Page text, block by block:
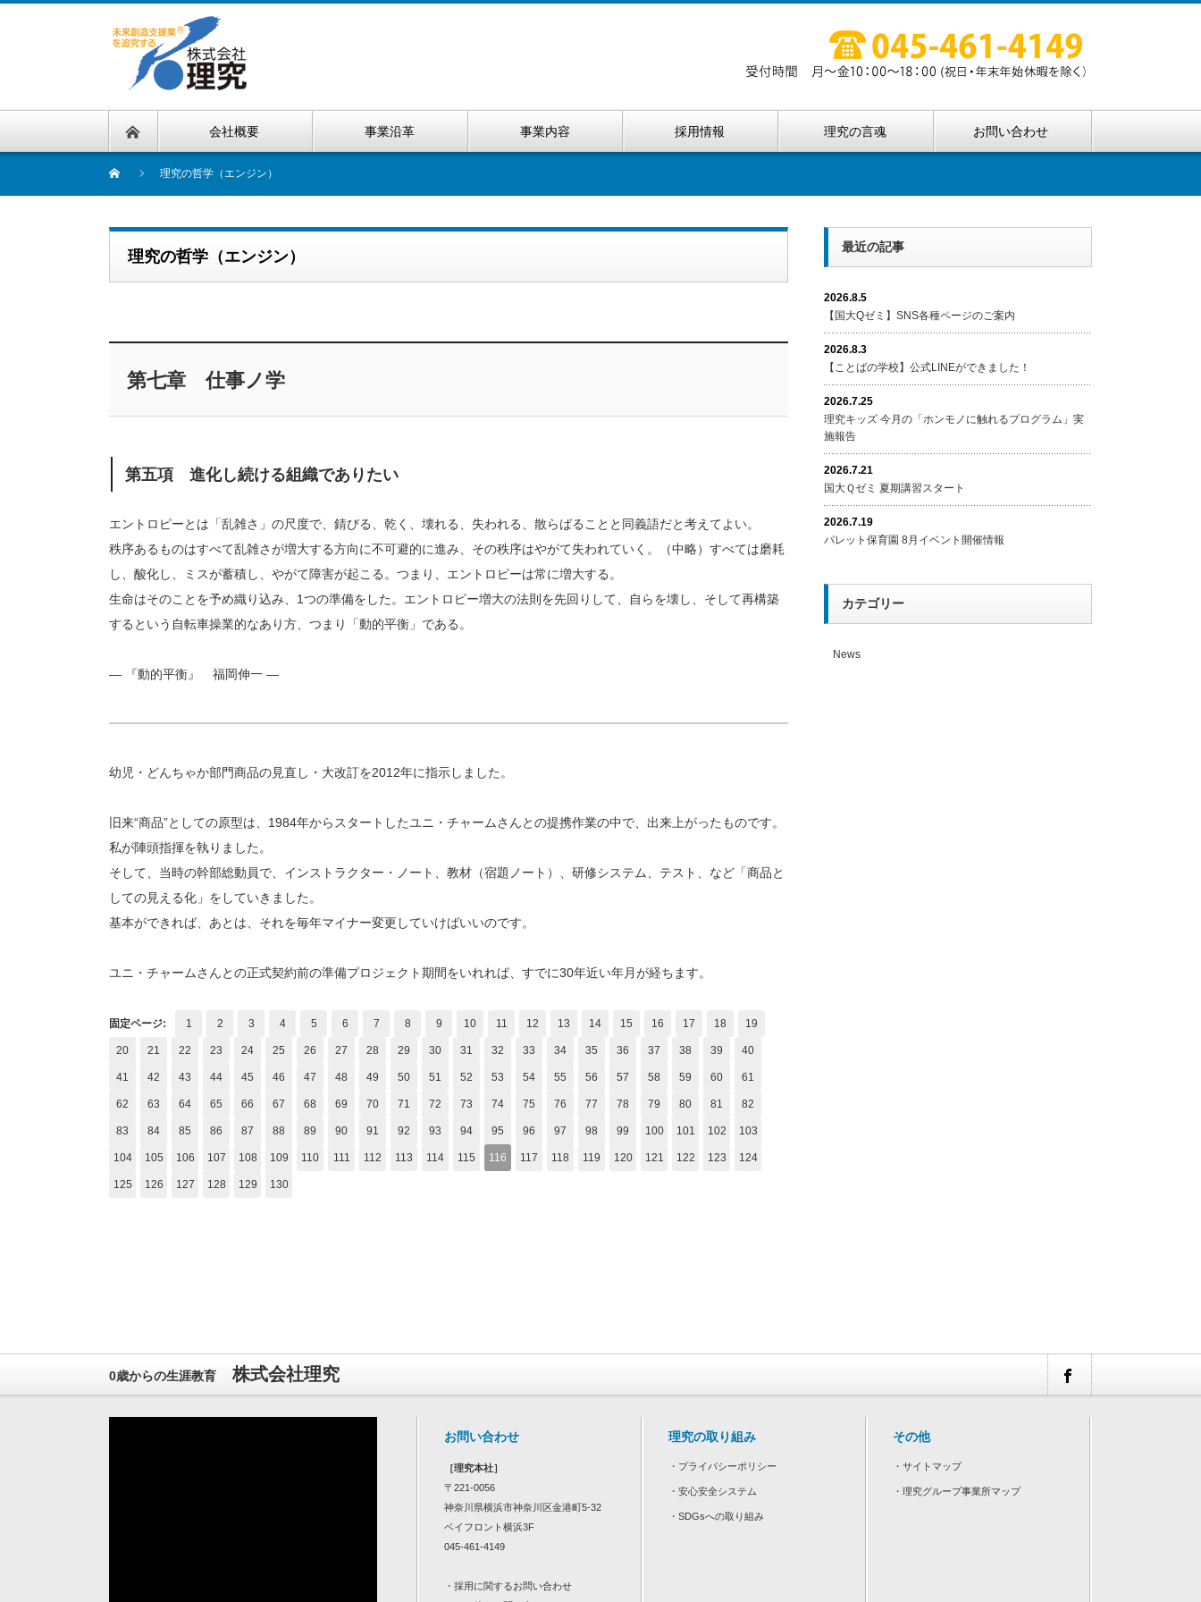
会社概要 事業沿革 事業内容 採用情報 理究の言魂 お問い合わせ
理究の哲学（エンジン）
理究の哲学（エンジン）
第七章 仕事ノ学
第五項 進化し続ける組織でありたい
エントロピーとは「乱雑さ」の尺度で、錆びる、乾く、壊れる、失われる、散らばることと同義語だと考えてよい。
秩序あるものはすべて乱雑さが増大する方向に不可避的に進み、その秩序はやがて失われていく。（中略）すべては磨耗
し、酸化し、ミスが蓄積し、やがて障害が起こる。つまり、エントロピーは常に増大する。
生命はそのことを予め織り込み、1つの準備をした。エントロピー増大の法則を先回りして、自らを壊し、そして再構築
するという自転車操業的なあり方、つまり「動的平衡」である。
― 『動的平衡』 福岡伸一 ―
幼児・どんちゃか部門商品の見直し・大改訂を2012年に指示しました。
旧来“商品”としての原型は、1984年からスタートしたユニ・チャームさんとの提携作業の中で、出来上がったものです。
私が陣頭指揮を執りました。
そして、当時の幹部総動員で、インストラクター・ノート、教材（宿題ノート）、研修システム、テスト、など「商品と
しての見える化」をしていきました。
基本ができれば、あとは、それを毎年マイナー変更していけばいいのです。
ユニ・チャームさんとの正式契約前の準備プロジェクト期間をいれれば、すでに30年近い年月が経ちます。
固定ページ: 1 2 3 4 5 6 7 8 9 10 11 12 13 14 15 16 17 18 19
20 21 22 23 24 25 26 27 28 29 30 31 32 33 34 35 36 37 38 39 40
41 42 43 44 45 46 47 48 49 50 51 52 53 54 55 56 57 58 59 60 61
62 63 64 65 66 67 68 69 70 71 72 73 74 75 76 77 78 79 80 81 82
83 84 85 86 87 88 89 90 91 92 93 94 95 96 97 98 99 100 101 102 103
104 105 106 107 108 109 110 111 112 113 114 115 116 117 118 119 120 121 122 123 124
125 126 127 128 129 130
最近の記事
2026.8.5
【国大Qゼミ】SNS各種ページのご案内
2026.8.3
【ことばの学校】公式LINEができました！
2026.7.25
理究キッズ 今月の「ホンモノに触れるプログラム」実
施報告
2026.7.21
国大Ｑゼミ 夏期講習スタート
2026.7.19
パレット保育園 8月イベント開催情報
カテゴリー
News
0歳からの生涯教育 株式会社理究
お問い合わせ
［理究本社］
〒221-0056
神奈川県横浜市神奈川区金港町5-32
ベイフロント横浜3F
045-461-4149
・ 採用に関するお問い合わせ
理究の取り組み
・ プライバシーポリシー
・ 安心安全システム
・ SDGsへの取り組み
その他
・ サイトマップ
・ 理究グループ事業所マップ